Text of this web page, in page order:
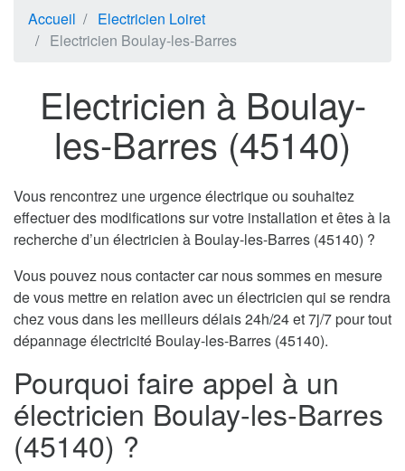
Accueil
Electricien Loiret
Electricien Boulay-les-Barres
Electricien à Boulay-
les-Barres (45140)
Vous rencontrez une urgence électrique ou souhaitez
effectuer des modifications sur votre installation et êtes à la
recherche d’un électricien à Boulay-les-Barres (45140) ?
Vous pouvez nous contacter car nous sommes en mesure
de vous mettre en relation avec un électricien qui se rendra
chez vous dans les meilleurs délais 24h/24 et 7j/7 pour tout
dépannage électricité Boulay-les-Barres (45140).
Pourquoi faire appel à un
électricien Boulay-les-Barres
(45140) ?